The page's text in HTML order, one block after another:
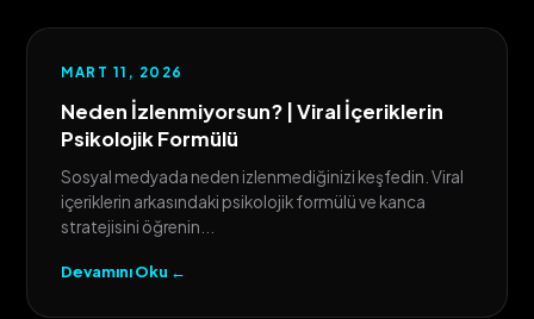
MART 11, 2026
Neden İzlenmiyorsun? | Viral İçeriklerin
Psikolojik Formülü
Sosyal medyada neden izlenmediğinizi keşfedin. Viral
içeriklerin arkasındaki psikolojik formülü ve kanca
stratejisini öğrenin...
Devamını Oku ←